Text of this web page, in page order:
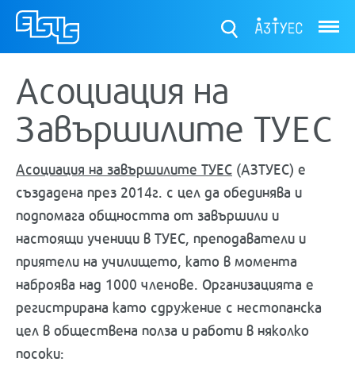
Асоциация на
Завършилите ТУЕС
Асоциация на завършилите ТУЕС (АЗТУЕС) е
създадена през 2014г. с цел да обединява и
подпомага общността от завършили и
настоящи ученици в ТУЕС, преподаватели и
приятели на училището, като в момента
наброява над 1000 членове. Организацията е
регистрирана като сдружение с нестопанска
цел в обществена полза и работи в няколко
посоки: